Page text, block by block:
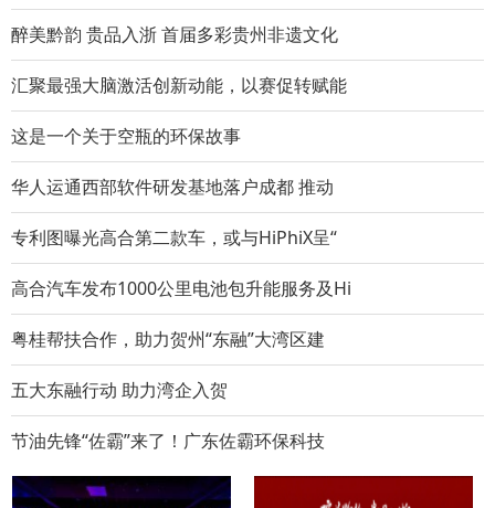
醉美黔韵 贵品入浙 首届多彩贵州非遗文化
汇聚最强大脑激活创新动能，以赛促转赋能
这是一个关于空瓶的环保故事
华人运通西部软件研发基地落户成都 推动
专利图曝光高合第二款车，或与HiPhiX呈“
高合汽车发布1000公里电池包升能服务及Hi
粤桂帮扶合作，助力贺州“东融”大湾区建
五大东融行动 助力湾企入贺
节油先锋“佐霸”来了！广东佐霸环保科技